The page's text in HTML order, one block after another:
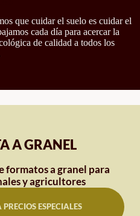
que cuidar el suelo es cuidar el
cada día para acercar la
de calidad a todos los
A GRANEL
formatos a granel para
y agricultores
PRECIOS ESPECIALES